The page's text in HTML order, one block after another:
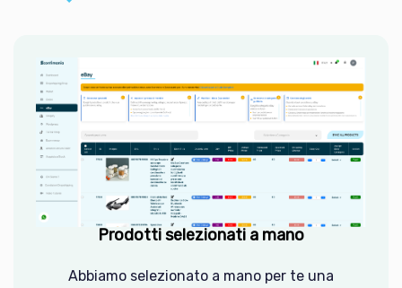
Prodotti selezionati a mano
Abbiamo selezionato a mano per te una